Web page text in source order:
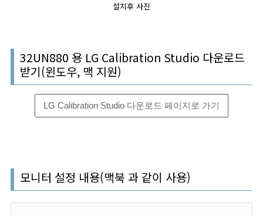
설치후 사진
32UN880 용 LG Calibration Studio 다운로드
받기(윈도우, 맥 지원)
LG Calibration Studio 다운로드 페이지로 가기
모니터 설정 내용(맥북 과 같이 사용)